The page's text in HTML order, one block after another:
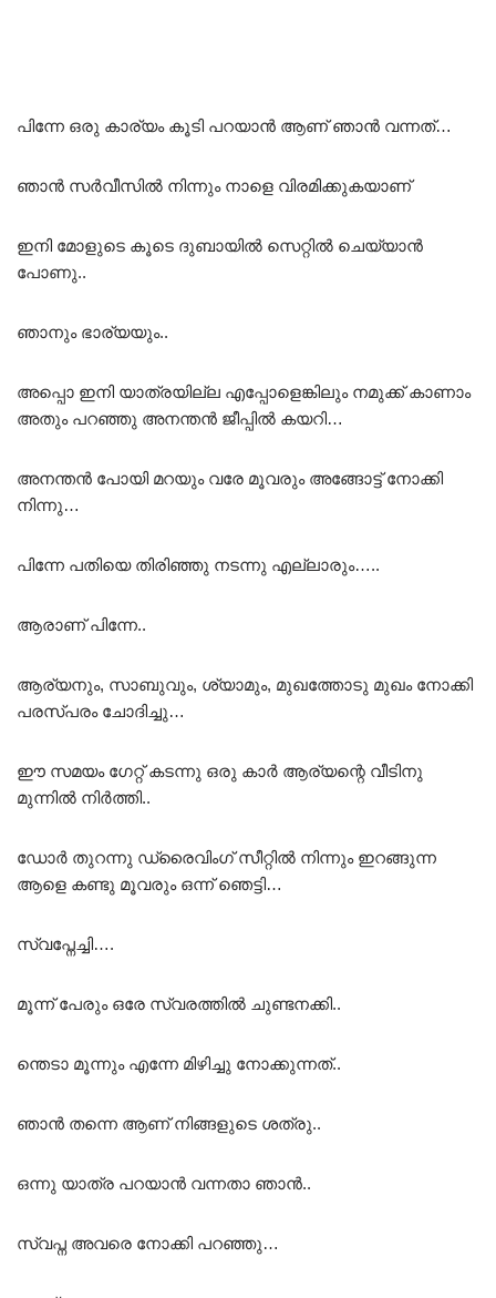
പിന്നേ ഒരു കാര്യം കൂടി പറയാൻ ആണ് ഞാൻ വന്നത്…
ഞാൻ സർവീസിൽ നിന്നും നാളെ വിരമിക്കുകയാണ്
ഇനി മോളുടെ കൂടെ ദുബായിൽ സെറ്റിൽ ചെയ്യാൻ
പോണു..
ഞാനും ഭാര്യയും..
അപ്പൊ ഇനി യാത്രയില്ല എപ്പോളെങ്കിലും നമുക്ക് കാണാം
അതും പറഞ്ഞു അനന്തൻ ജീപ്പിൽ കയറി…
അനന്തൻ പോയി മറയും വരേ മൂവരും അങ്ങോട്ട് നോക്കി
നിന്നു…
പിന്നേ പതിയെ തിരിഞ്ഞു നടന്നു എല്ലാരും…..
ആരാണ് പിന്നേ..
ആര്യനും, സാബുവും, ശ്യാമും, മുഖത്തോടു മുഖം നോക്കി
പരസ്പരം ചോദിച്ചു…
ഈ സമയം ഗേറ്റ് കടന്നു ഒരു കാർ ആര്യന്റെ വീടിനു
മുന്നിൽ നിർത്തി..
ഡോർ തുറന്നു ഡ്രൈവിംഗ് സീറ്റിൽ നിന്നും ഇറങ്ങുന്ന
ആളെ കണ്ടു മൂവരും ഒന്ന് ഞെട്ടി…
സ്വപ്നേച്ചി….
മൂന്ന് പേരും ഒരേ സ്വരത്തിൽ ചുണ്ടനക്കി..
ന്തെടാ മൂന്നും എന്നേ മിഴിച്ചു നോക്കുന്നത്..
ഞാൻ തന്നെ ആണ് നിങ്ങളുടെ ശത്രു..
ഒന്നു യാത്ര പറയാൻ വന്നതാ ഞാൻ..
സ്വപ്ന അവരെ നോക്കി പറഞ്ഞു…